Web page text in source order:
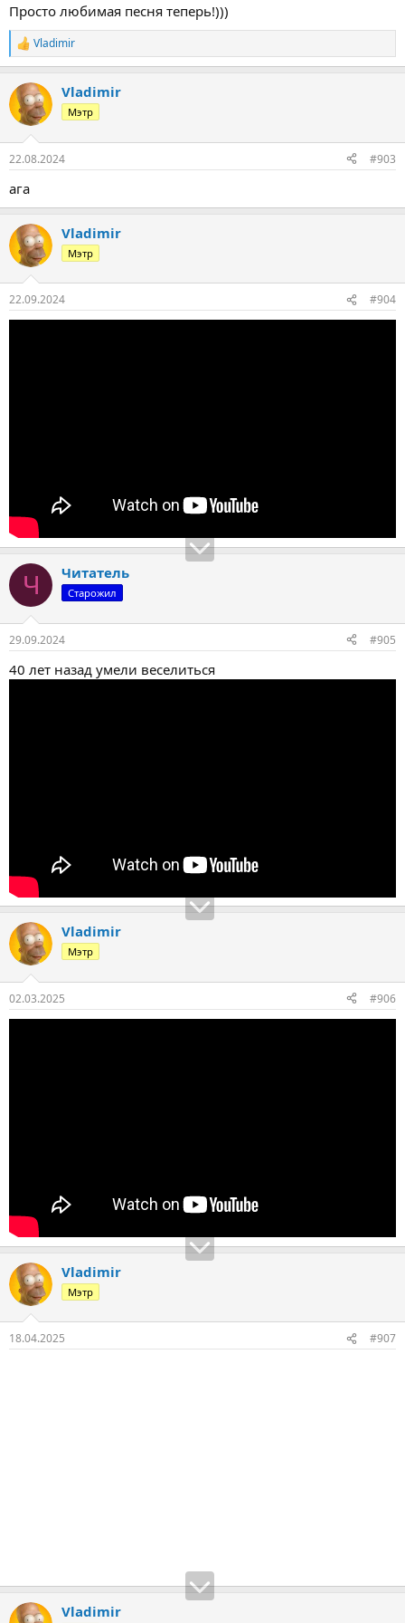
Просто любимая песня теперь!)))
Р
е
к
ц
и
Vladimir
Vladimir
Мэтр
22.08.2024 #903
ага
Vladimir
Мэтр
22.09.2024 #904
Ч Читатель
Старожил
29.09.2024 #905
40 лет назад умели веселиться
Vladimir
Мэтр
02.03.2025 #906
Vladimir
Мэтр
18.04.2025 #907
Vladimir